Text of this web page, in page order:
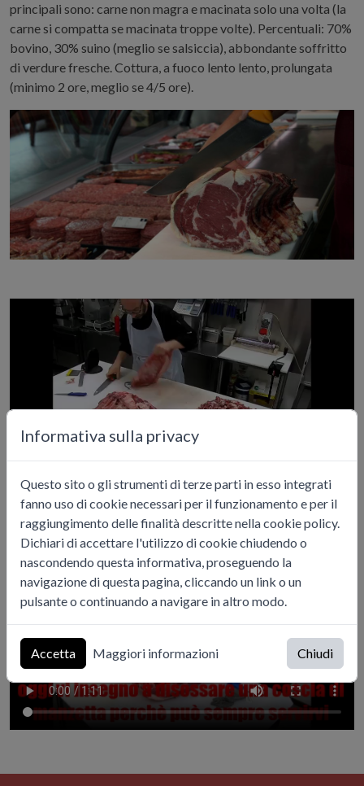
principali sono: carne non magra e macinata solo una volta (la
carne si compatta se macinata troppe volte). Percentuali: 70%
bovino, 30% suino (meglio se salsiccia), abbondante soffritto
di verdure fresche. Cottura, a fuoco lento lento, prolungata
(minimo 2 ore, meglio se 4/5 ore).
Informativa sulla privacy
Questo sito o gli strumenti di terze parti in esso integrati
fanno uso di cookie necessari per il funzionamento e per il
raggiungimento delle finalità descritte nella cookie policy.
Dichiari di accettare l'utilizzo di cookie chiudendo o
nascondendo questa informativa, proseguendo la
navigazione di questa pagina, cliccando un link o un
pulsante o continuando a navigare in altro modo.
Accetta Maggiori informazioni Chiudi